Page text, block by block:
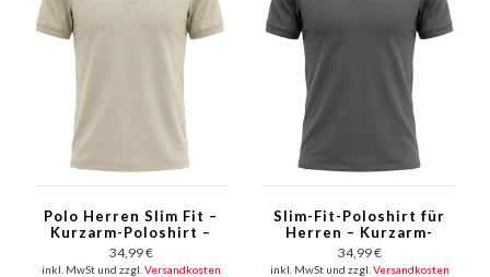
Polo Herren Slim Fit –
Kurzarm-Poloshirt –
A150-23 – Beige
34,99 €
inkl. MwSt und zzgl. Versandkosten
Slim-Fit-Poloshirt für
Herren – Kurzarm-
Poloshirt für Herren –
A150-8 – Grau
34,99 €
inkl. MwSt und zzgl. Versandkosten